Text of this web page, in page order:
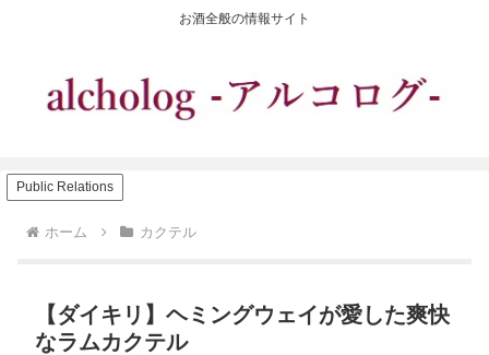
お酒全般の情報サイト
Public Relations
ホーム カクテル
【ダイキリ】ヘミングウェイが愛した爽快
なラムカクテル